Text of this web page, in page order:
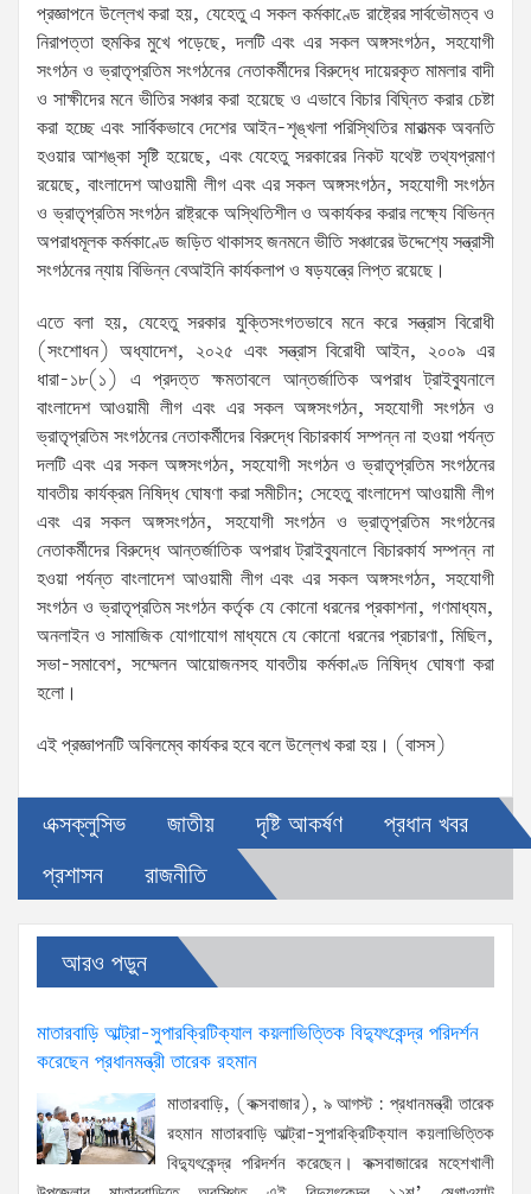
প্রজ্ঞাপনে উল্লেখ করা হয়, যেহেতু এ সকল কর্মকাণ্ডে রাষ্ট্রের সার্বভৌমত্ব ও
নিরাপত্তা হুমকির মুখে পড়েছে, দলটি এবং এর সকল অঙ্গসংগঠন, সহযোগী
সংগঠন ও ভ্রাতৃপ্রতিম সংগঠনের নেতাকর্মীদের বিরুদ্ধে দায়েরকৃত মামলার বাদী
ও সাক্ষীদের মনে ভীতির সঞ্চার করা হয়েছে ও এভাবে বিচার বিঘ্নিত করার চেষ্টা
করা হচ্ছে এবং সার্বিকভাবে দেশের আইন-শৃঙ্খলা পরিস্থিতির মারাত্মক অবনতি
হওয়ার আশঙ্কা সৃষ্টি হয়েছে, এবং যেহেতু সরকারের নিকট যথেষ্ট তথ্যপ্রমাণ
রয়েছে, বাংলাদেশ আওয়ামী লীগ এবং এর সকল অঙ্গসংগঠন, সহযোগী সংগঠন
ও ভ্রাতৃপ্রতিম সংগঠন রাষ্ট্রকে অস্থিতিশীল ও অকার্যকর করার লক্ষ্যে বিভিন্ন
অপরাধমূলক কর্মকাণ্ডে জড়িত থাকাসহ জনমনে ভীতি সঞ্চারের উদ্দেশ্যে সন্ত্রাসী
সংগঠনের ন্যায় বিভিন্ন বেআইনি কার্যকলাপ ও ষড়যন্ত্রে লিপ্ত রয়েছে।
এতে বলা হয়, যেহেতু সরকার যুক্তিসংগতভাবে মনে করে সন্ত্রাস বিরোধী
(সংশোধন) অধ্যাদেশ, ২০২৫ এবং সন্ত্রাস বিরোধী আইন, ২০০৯ এর
ধারা-১৮(১) এ প্রদত্ত ক্ষমতাবলে আন্তর্জাতিক অপরাধ ট্রাইব্যুনালে
বাংলাদেশ আওয়ামী লীগ এবং এর সকল অঙ্গসংগঠন, সহযোগী সংগঠন ও
ভ্রাতৃপ্রতিম সংগঠনের নেতাকর্মীদের বিরুদ্ধে বিচারকার্য সম্পন্ন না হওয়া পর্যন্ত
দলটি এবং এর সকল অঙ্গসংগঠন, সহযোগী সংগঠন ও ভ্রাতৃপ্রতিম সংগঠনের
যাবতীয় কার্যক্রম নিষিদ্ধ ঘোষণা করা সমীচীন; সেহেতু বাংলাদেশ আওয়ামী লীগ
এবং এর সকল অঙ্গসংগঠন, সহযোগী সংগঠন ও ভ্রাতৃপ্রতিম সংগঠনের
নেতাকর্মীদের বিরুদ্ধে আন্তর্জাতিক অপরাধ ট্রাইব্যুনালে বিচারকার্য সম্পন্ন না
হওয়া পর্যন্ত বাংলাদেশ আওয়ামী লীগ এবং এর সকল অঙ্গসংগঠন, সহযোগী
সংগঠন ও ভ্রাতৃপ্রতিম সংগঠন কর্তৃক যে কোনো ধরনের প্রকাশনা, গণমাধ্যম,
অনলাইন ও সামাজিক যোগাযোগ মাধ্যমে যে কোনো ধরনের প্রচারণা, মিছিল,
সভা-সমাবেশ, সম্মেলন আয়োজনসহ যাবতীয় কর্মকাণ্ড নিষিদ্ধ ঘোষণা করা
হলো।
এই প্রজ্ঞাপনটি অবিলম্বে কার্যকর হবে বলে উল্লেখ করা হয়। (বাসস)
এক্সক্লুসিভ জাতীয় দৃষ্টি আকর্ষণ
প্রধান খবর
প্রশাসন
রাজনীতি
আরও পড়ুন
মাতারবাড়ি আল্ট্রা-সুপারক্রিটিক্যাল কয়লাভিত্তিক বিদ্যুৎকেন্দ্র পরিদর্শন
করেছেন প্রধানমন্ত্রী তারেক রহমান
মাতারবাড়ি, (কক্সবাজার), ৯ আগস্ট : প্রধানমন্ত্রী তারেক
রহমান মাতারবাড়ি আল্ট্রা-সুপারক্রিটিক্যাল কয়লাভিত্তিক
বিদ্যুৎকেন্দ্র পরিদর্শন করেছেন। কক্সবাজারের মহেশখালী